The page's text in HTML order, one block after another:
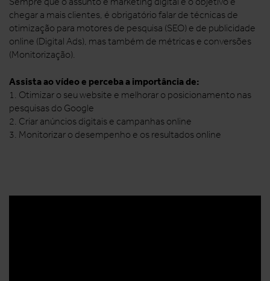
chegar a mais clientes, é obrigatório falar de técnicas de
otimização para motores de pesquisa (SEO) e de publicidade
online (Digital Ads), mas também de métricas e conversões
(Monitorização).
Assista ao vídeo e perceba a importância de:
1. Otimizar o seu website e melhorar o posicionamento nas
pesquisas do Google
2. Criar anúncios digitais e campanhas online
3. Monitorizar o desempenho e os resultados online